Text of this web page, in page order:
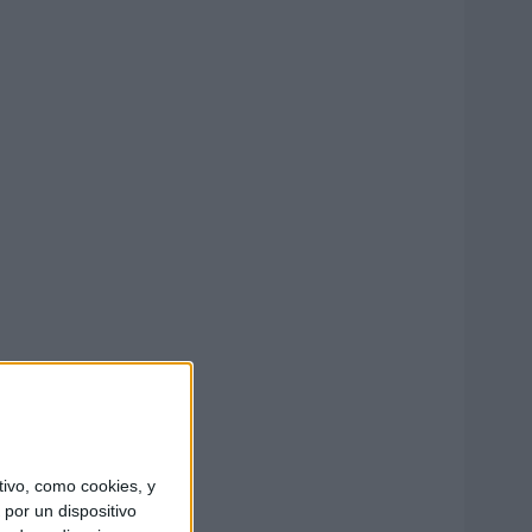
como cookies, y
un dispositivo